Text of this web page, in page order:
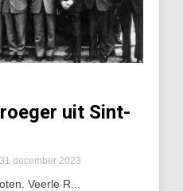
uit Sint-
december 2023
Veerle R...